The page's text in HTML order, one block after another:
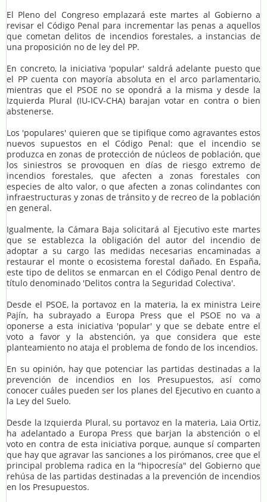
El Pleno del Congreso emplazará este martes al Gobierno a
revisar el Código Penal para incrementar las penas a aquellos
que cometan delitos de incendios forestales, a instancias de
una proposición no de ley del PP.
En concreto, la iniciativa 'popular' saldrá adelante puesto que
el PP cuenta con mayoría absoluta en el arco parlamentario,
mientras que el PSOE no se opondrá a la misma y desde la
Izquierda Plural (IU-ICV-CHA) barajan votar en contra o bien
abstenerse.
Los 'populares' quieren que se tipifique como agravantes estos
nuevos supuestos en el Código Penal: que el incendio se
produzca en zonas de protección de núcleos de población, que
los siniestros se provoquen en días de riesgo extremo de
incendios forestales, que afecten a zonas forestales con
especies de alto valor, o que afecten a zonas colindantes con
infraestructuras y zonas de tránsito y de recreo de la población
en general.
Igualmente, la Cámara Baja solicitará al Ejecutivo este martes
que se establezca la obligación del autor del incendio de
adoptar a su cargo las medidas necesarias encaminadas a
restaurar el monte o ecosistema forestal dañado. En España,
este tipo de delitos se enmarcan en el Código Penal dentro de
título denominado 'Delitos contra la Seguridad Colectiva'.
Desde el PSOE, la portavoz en la materia, la ex ministra Leire
Pajín, ha subrayado a Europa Press que el PSOE no va a
oponerse a esta iniciativa 'popular' y que se debate entre el
voto a favor y la abstención, ya que considera que este
planteamiento no ataja el problema de fondo de los incendios.
En su opinión, hay que potenciar las partidas destinadas a la
prevención de incendios en los Presupuestos, así como
conocer cuáles pueden ser los planes del Ejecutivo en cuanto a
la Ley del Suelo.
Desde la Izquierda Plural, su portavoz en la materia, Laia Ortiz,
ha adelantado a Europa Press que barjan la abstención o el
voto en contra de esta iniciativa porque, aunque sí comparten
que hay que agravar las sanciones a los pirómanos, cree que el
principal problema radica en la "hipocresía" del Gobierno que
rehúsa de las partidas destinadas a la prevención de incendios
en los Presupuestos.